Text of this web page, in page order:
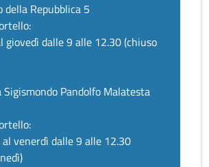
della Repubblica 5
giovedì dalle 9 alle 12.30 (chiuso
Sigismondo Pandolfo Malatesta
venerdì dalle 9 alle 12.30